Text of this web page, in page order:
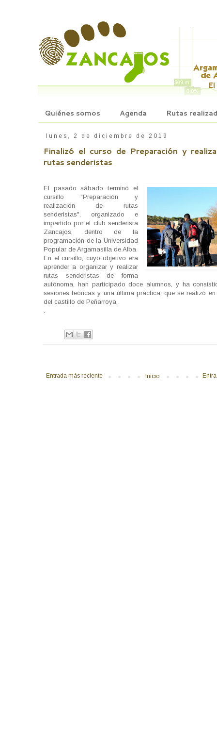
Quiénes somos Agenda Rutas
lunes, 2 de diciembre de 2019
Finalizó el curso de Preparación y
rutas senderistas
El pasado sábado terminó el
cursillo "Preparación y
realización de rutas
senderistas", organizado e
impartido por el club senderista
Zancajos, dentro de la
programación de la Universidad
Popular de Argamasilla de Alba.
En el cursillo, cuyo objetivo era
aprender a organizar y realizar
rutas senderistas de forma
autónoma, han participado doce alumnos, y ha
sesiones teóricas y una última práctica, que se realizó en
del castillo de Peñarroya.
Entrada más reciente Inicio